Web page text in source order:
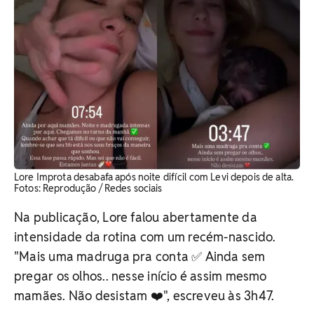
Lore Improta desabafa após noite difícil com Levi depois de alta.
Fotos: Reprodução / Redes sociais
Na publicação, Lore falou abertamente da
intensidade da rotina com um recém-nascido.
"Mais uma madruga pra conta ✅ Ainda sem
pregar os olhos.. nesse início é assim mesmo
mamães. Não desistam ❤️", escreveu às 3h47.